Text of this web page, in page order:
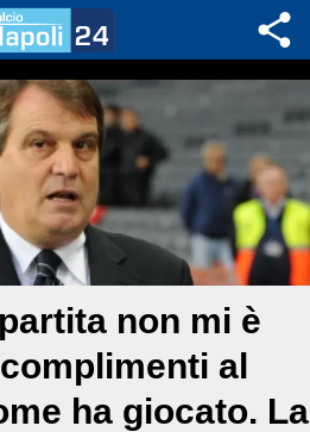
non mi è
al
ha giocato. La